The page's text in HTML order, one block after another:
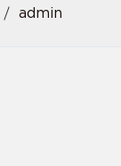
admin